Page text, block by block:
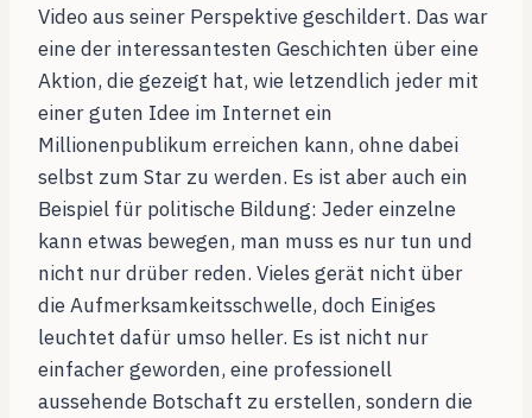
Video aus seiner Perspektive geschildert. Das war
eine der interessantesten Geschichten über eine
Aktion, die gezeigt hat, wie letzendlich jeder mit
einer guten Idee im Internet ein
Millionenpublikum erreichen kann, ohne dabei
selbst zum Star zu werden. Es ist aber auch ein
Beispiel für politische Bildung: Jeder einzelne
kann etwas bewegen, man muss es nur tun und
nicht nur drüber reden. Vieles gerät nicht über
die Aufmerksamkeitsschwelle, doch Einiges
leuchtet dafür umso heller. Es ist nicht nur
einfacher geworden, eine professionell
aussehende Botschaft zu erstellen, sondern die